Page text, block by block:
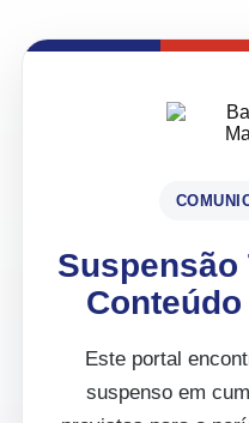
Suspensão
Este portal
suspenso em